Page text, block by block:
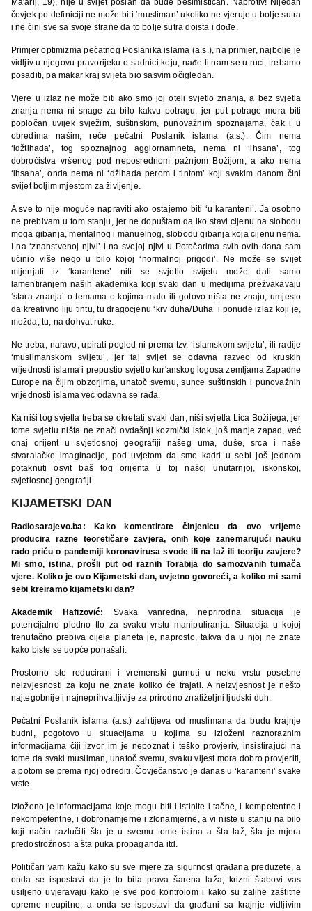
čovjek po definiciji ne može biti ‘musliman’ ukoliko ne vjeruje u bolje sutra
i ne čini sve sa svoje strane da to bolje sutra doista i dođe.
Primjer optimizma pečatnog Poslanika islama (a.s.), na primjer, najbolje je
vidljiv u njegovu pravorijeku o sadnici koju, nađe li nam se u ruci, trebamo
posaditi, pa makar kraj svijeta bio sasvim očigledan.
Vjere u izlaz ne može biti ako smo joj oteli svjetlo znanja, a bez svjetla
znanja nema ni snage za bilo kakvu potragu, jer put potrage mora biti
popločan uvijek svježim, suštinskim, punovažnim spoznajama, čak i u
obredima našim, reče pečatni Poslanik islama (a.s.). Čim nema
‘idžtihada’, tog spoznajnog aggiornamneta, nema ni ‘ihsana’, tog
dobročistva vršenog pod neposrednom pažnjom Božijom; a ako nema
‘ihsana’, onda nema ni ‘džihada perom i tintom’ koji svakim danom čini
svijet boljim mjestom za življenje.
A sve to nije moguće napraviti ako ostajemo biti ‘u karanteni’. Ja osobno
ne prebivam u tom stanju, jer ne dopuštam da iko stavi cijenu na slobodu
moga gibanja, mentalnog i manuelnog, slobodu gibanja koja cijenu nema.
I na ‘znanstvenoj njivi’ i na svojoj njivi u Potočarima svih ovih dana sam
učinio više nego u bilo kojoj ‘normalnoj prigodi’. Ne može se svijet
mijenjati iz ‘karantene’ niti se svjetlo svijetu može dati samo
lamentiranjem naših akademika koji svaki dan u medijima prežvakavaju
‘stara znanja’ o temama o kojima malo ili gotovo ništa ne znaju, umjesto
da kreativno liju tintu, tu dragocjenu ‘krv duha/Duha’ i ponude izlaz koji je,
možda, tu, na dohvat ruke.
Ne treba, naravo, upirati pogled ni prema tzv. ‘islamskom svijetu’, ili radije
‘muslimanskom svijetu’, jer taj svijet se odavna razveo od kruskih
vrijednosti islama i prepustio svjetlo kur'anskog logosa zemljama Zapadne
Europe na čijim obzorjima, unatoč svemu, sunce suštinskih i punovažnih
vrijednosti islama već odavna se rađa.
Ka niši tog svjetla treba se okretati svaki dan, niši svjetla Lica Božijega, jer
tome svjetlu ništa ne znači ovdašnji kozmički istok, još manje zapad, već
onaj orijent u svjetlosnoj geografiji našeg uma, duše, srca i naše
stvaralačke imaginacije, pod uvjetom da smo kadri u sebi još jednom
potaknuti osvit baš tog orijenta u toj našoj unutarnjoj, iskonskoj,
svjetlosnoj geografiji.
KIJAMETSKI DAN
Radiosarajevo.ba: Kako komentirate činjenicu da ovo vrijeme
producira razne teoretičare zavjera, onih koje zanemarujući nauku
rado priču o pandemiji koronavirusa svode ili na laž ili teoriju zavjere?
Mi smo, istina, prošli put od raznih Torabija do samozvanih tumača
vjere. Koliko je ovo Kijametski dan, uvjetno govoreći, a koliko mi sami
sebi kreiramo kijametski dan?
Akademik Hafizović:
Svaka vanredna, neprirodna situacija je
potencijalno plodno tlo za svaku vrstu manipuliranja. Situacija u kojoj
trenutačno prebiva cijela planeta je, naprosto, takva da u njoj ne znate
kako biste se uopće ponašali.
Prostorno ste reducirani i vremenski gurnuti u neku vrstu posebne
neizvjesnosti za koju ne znate koliko će trajati. A neizvjesnost je nešto
najtegobnije i najneprihvatljivije za prirodno znatiželjni ljudski duh.
Pečatni Poslanik islama (a.s.) zahtijeva od muslimana da budu krajnje
budni, pogotovo u situacijama u kojima su izloženi raznoraznim
informacijama čiji izvor im je nepoznat i teško provjeriv, insistirajući na
tome da svaki musliman, unatoč svemu, svaku vijest mora dobro provjeriti,
a potom se prema njoj odrediti. Čovječanstvo je danas u ‘karanteni’ svake
vrste.
Izloženo je informacijama koje mogu biti i istinite i tačne, i kompetentne i
nekompetentne, i dobronamjerne i zlonamjerne, a vi niste u stanju na bilo
koji način razlučiti šta je u svemu tome istina a šta laž, šta je mjera
predostrožnosti a šta puka propaganda itd.
Političari vam kažu kako su sve mjere za sigurnost građana preduzete, a
onda se ispostavi da je to bila prava šarena laža; krizni štabovi vas
usiljeno uvjeravaju kako je sve pod kontrolom i kako su zalihe zaštitne
opreme neupitne, a onda se ispostavi da građani sa krajnje vidljivim